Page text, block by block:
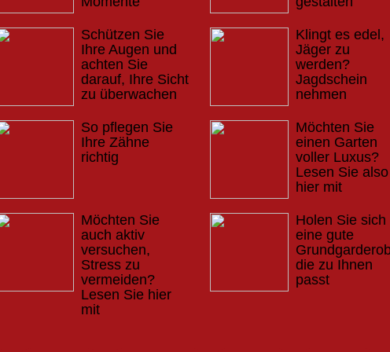
Schützen Sie
Ihre Augen und
achten Sie
darauf, Ihre Sicht
zu überwachen
So pflegen Sie
Ihre Zähne
richtig
Möchten Sie
auch aktiv
versuchen,
Stress zu
vermeiden?
Lesen Sie hier
mit
Klingt es edel,
Jäger zu
werden?
Jagdschein
nehmen
Möchten Sie
einen Garten
voller Luxus?
Lesen Sie also
hier mit
Holen Sie sich
eine gute
die zu Ihnen
passt